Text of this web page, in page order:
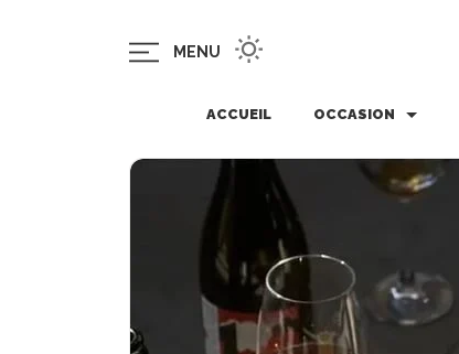
MENU
ACCUEIL OCCASION